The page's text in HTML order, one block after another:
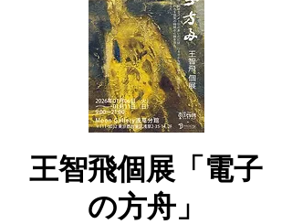
王智飛個展「電子
の方舟」